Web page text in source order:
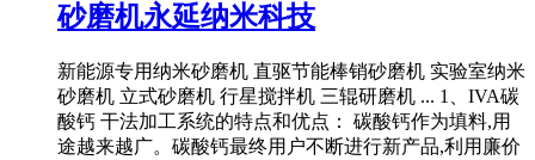
砂磨机永延纳米科技
新能源专用纳米砂磨机 直驱节能棒销砂磨机 实验室纳米
砂磨机 立式砂磨机 行星搅拌机 三辊研磨机 ... 1、IVA碳
酸钙 干法加工系统的特点和优点： 碳酸钙作为填料,用
途越来越广。碳酸钙最终用户不断进行新产品,利用廉价